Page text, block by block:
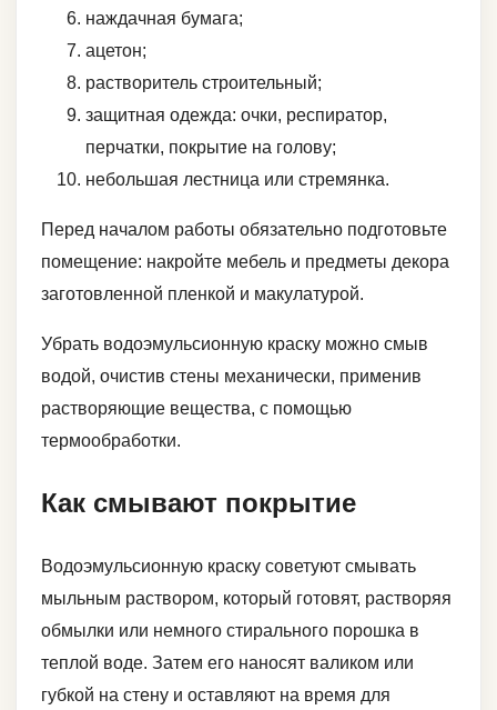
наждачная бумага;
ацетон;
растворитель строительный;
защитная одежда: очки, респиратор,
перчатки, покрытие на голову;
небольшая лестница или стремянка.
Перед началом работы обязательно подготовьте
помещение: накройте мебель и предметы декора
заготовленной пленкой и макулатурой.
Убрать водоэмульсионную краску можно смыв
водой, очистив стены механически, применив
растворяющие вещества, с помощью
термообработки.
Как смывают покрытие
Водоэмульсионную краску советуют смывать
мыльным раствором, который готовят, растворяя
обмылки или немного стирального порошка в
теплой воде. Затем его наносят валиком или
губкой на стену и оставляют на время для